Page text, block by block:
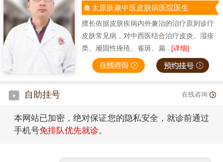
太原肤康中医皮肤病医院医生
擅长依据皮肤疾病内外兼治的治疗原则诊疗
皮肤常见病，对中西医结合治疗皮炎、湿疹
类、顽固性痤疮、雀斑、扁...[详细]
自助挂号 在线咨询
本网站已加密，绝对保证您的隐私安全，就诊前通过
手机号免排队优先就诊。